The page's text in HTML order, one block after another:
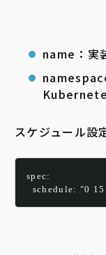
name：実
スケジュール設
spec:
schedule: "0